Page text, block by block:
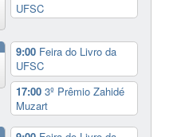
UFSC
9:00 Feira do Livro da
UFSC
17:00 3º Prêmio Zahidé
Muzart